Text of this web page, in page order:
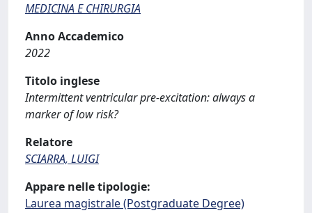
MEDICINA E CHIRURGIA
Anno Accademico
2022
Titolo inglese
Intermittent ventricular pre-excitation: always a
marker of low risk?
Relatore
SCIARRA, LUIGI
Appare nelle tipologie:
Laurea magistrale (Postgraduate Degree)